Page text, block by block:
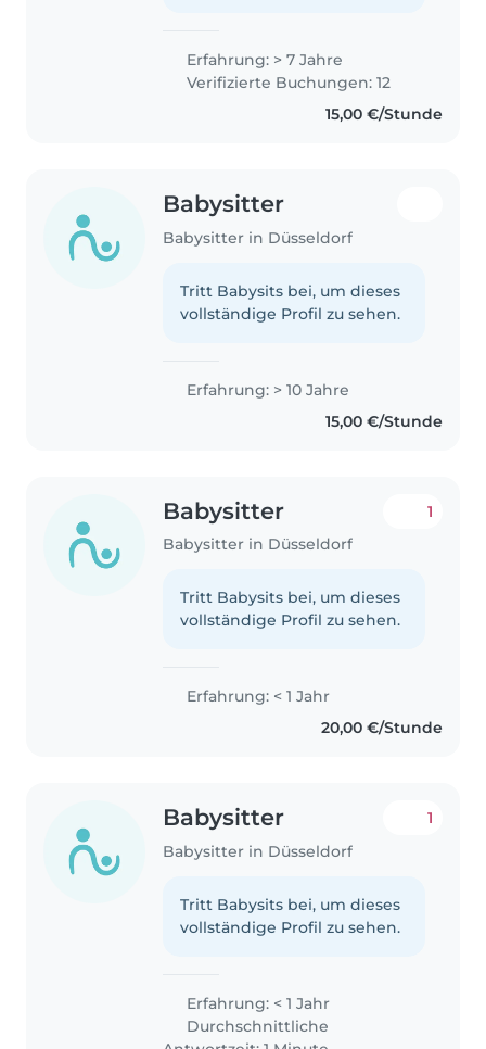
Erfahrung: > 7 Jahre
Verifizierte Buchungen: 12
15,00 €/Stunde
Babysitter
Babysitter in Düsseldorf
Tritt Babysits bei, um dieses
vollständige Profil zu sehen.
Erfahrung: > 10 Jahre
15,00 €/Stunde
Babysitter
Babysitter in Düsseldorf
1
Tritt Babysits bei, um dieses
vollständige Profil zu sehen.
Erfahrung: < 1 Jahr
20,00 €/Stunde
Babysitter
Babysitter in Düsseldorf
1
Tritt Babysits bei, um dieses
vollständige Profil zu sehen.
Erfahrung: < 1 Jahr
Durchschnittliche